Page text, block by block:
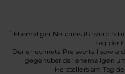
1 Ehemaliger Neupreis
Tag der
Der errechnete Preisvorteil sowie
gegenüber der ehemaligen
Herstellers am Tag